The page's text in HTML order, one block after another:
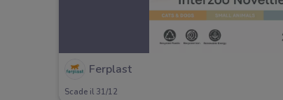
Ferplast
Scade il 31/12